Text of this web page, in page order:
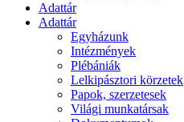
Adattár
Adattár
Egyházunk
Intézmények
Plébániák
Lelkipásztori körzetek
Papok, szerzetesek
Világi munkatársak